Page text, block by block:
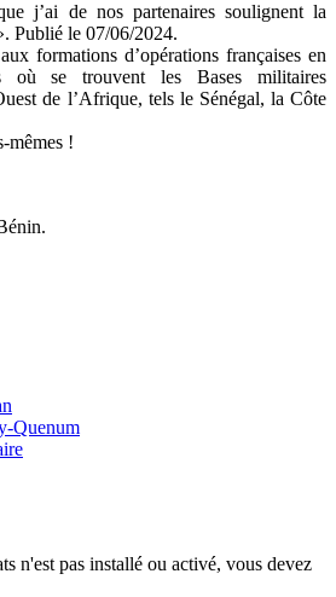
j’ai de nos partenaires soulignent la
Publié le 07/06/2024.
formations d’opérations françaises en
où se trouvent les Bases militaires
de l’Afrique, tels le Sénégal, la Côte
mêmes !
Quenum
n'est pas installé ou activé, vous devez